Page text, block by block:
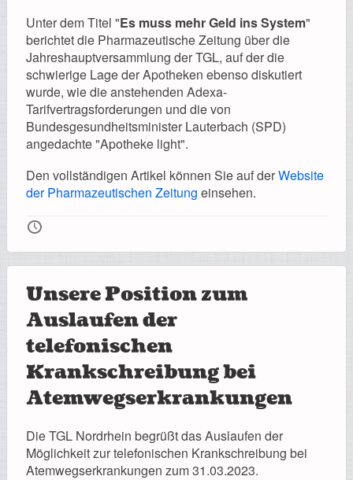
Unter dem Titel "Es muss mehr Geld ins System"
berichtet die Pharmazeutische Zeitung über die
Jahreshauptversammlung der TGL, auf der die
schwierige Lage der Apotheken ebenso diskutiert
wurde, wie die anstehenden Adexa-
Tarifvertragsforderungen und die von
Bundesgesundheitsminister Lauterbach (SPD)
angedachte "Apotheke light".
Den vollständigen Artikel können Sie auf derWebsite
der Pharmazeutischen Zeitung einsehen.
🕔
Unsere Position zum
Auslaufen der
telefonischen
Krankschreibung bei
Atemwegserkrankungen
Die TGL Nordrhein begrüßt das Auslaufen der
Möglichkeit zur telefonischen Krankschreibung bei
Atemwegserkrankungen zum 31.03.2023.